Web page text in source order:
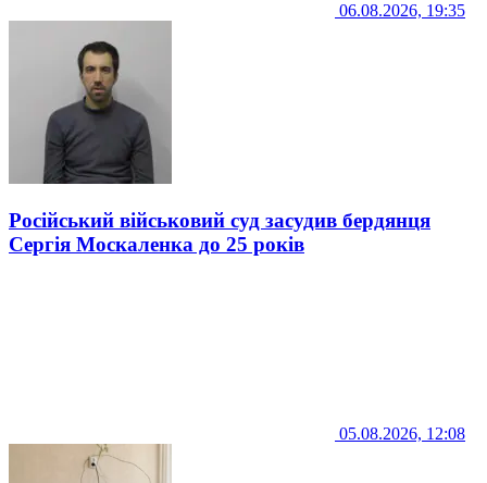
06.08.2026, 19:35
Російський військовий суд засудив бердянця
Сергія Москаленка до 25 років
05.08.2026, 12:08